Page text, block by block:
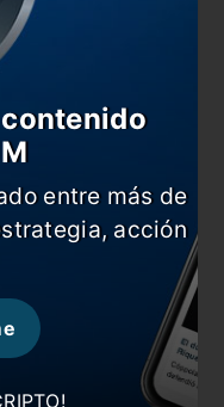
entre más de
acción